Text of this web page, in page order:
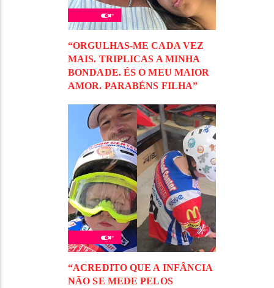
“ORGULHAS-ME CADA VEZ
MAIS. TRIPLICAS A MINHA
BONDADE. ÉS O MEU MAIOR
AMOR. PARABÉNS FILHA”
“ACREDITO QUE A INFÂNCIA
NÃO SE MEDE PELOS